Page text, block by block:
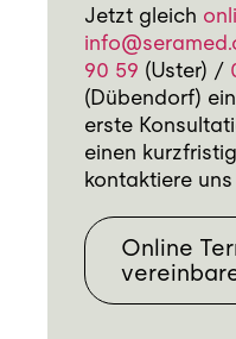
Jetzt gleich
90 59 (Uster) /
(Dübendorf)
erste
einen
kontaktiere
Online